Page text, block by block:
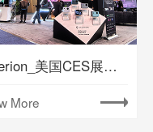
valerion_美国CES展台搭建
More